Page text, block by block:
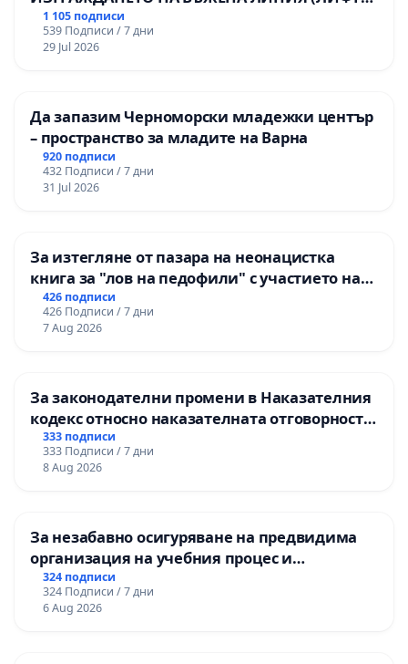
НА ТЕРИТОРИЯТА НА ПРИРОДНА
ЗАБЕЛЕЖИТЕЛНОСТ „ХЪЛМ НА
ОСВОБОДИТЕЛИТЕ“ (БУНАРДЖИК)
1 105 подписи
539 Подписи / 7 дни
29 Jul 2026
Да запазим Черноморски младежки център
– пространство за младите на Варна
920 подписи
432 Подписи / 7 дни
31 Jul 2026
За изтегляне от пазара на неонацистка
книга за "лов на педофили" с участието на
деца
426 подписи
426 Подписи / 7 дни
7 Aug 2026
За законодателни промени в Наказателния
кодекс относно наказателната отговорност
на непълнолетните при особено тежки
умишлени престъпления
333 подписи
333 Подписи / 7 дни
8 Aug 2026
За незабавно осигуряване на предвидима
организация на учебния процес и
гарантиране на правото на равнопоставено
и качествено образование на учениците от
ОУ „Княз Александър I“ и Хуманитарна
324 подписи
324 Подписи / 7 дни
6 Aug 2026